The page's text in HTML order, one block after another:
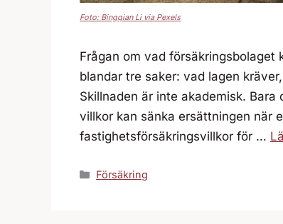
Foto: Bingqian Li via Pexels
Frågan om vad
blandar tre saker: vad lagen
Skillnaden är inte akademisk.
villkor kan sänka ersättningen när
fastighetsförsäkringsvillkor för …
Kategorier
Försäkring